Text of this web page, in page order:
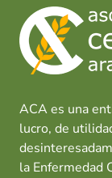
ACA es una
lucro, de
la Enfermedad